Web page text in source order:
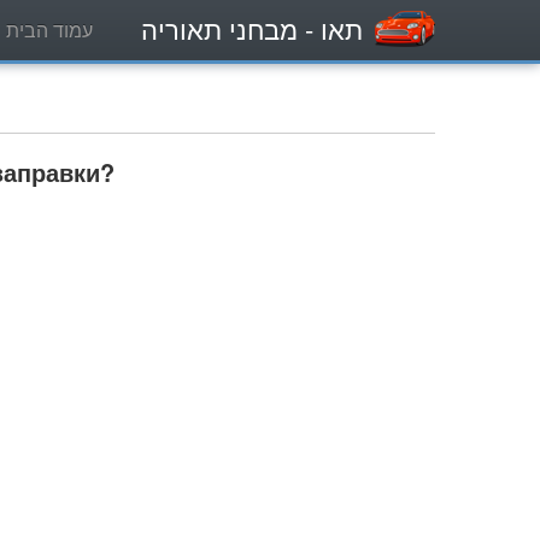
תאו - מבחני תאוריה עמוד הבית